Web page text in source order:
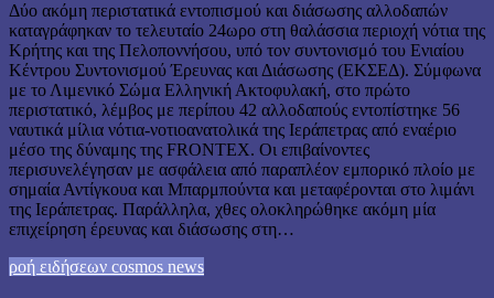
Δύο ακόμη περιστατικά εντοπισμού και διάσωσης αλλοδαπών
καταγράφηκαν το τελευταίο 24ωρο στη θαλάσσια περιοχή νότια της
Κρήτης και της Πελοποννήσου, υπό τον συντονισμό του Ενιαίου
Κέντρου Συντονισμού Έρευνας και Διάσωσης (ΕΚΣΕΔ). Σύμφωνα
με το Λιμενικό Σώμα Ελληνική Ακτοφυλακή, στο πρώτο
περιστατικό, λέμβος με περίπου 42 αλλοδαπούς εντοπίστηκε 56
ναυτικά μίλια νότια-νοτιοανατολικά της Ιεράπετρας από εναέριο
μέσο της δύναμης της FRONTEX. Οι επιβαίνοντες
περισυνελέγησαν με ασφάλεια από παραπλέον εμπορικό πλοίο με
σημαία Αντίγκουα και Μπαρμπούντα και μεταφέρονται στο λιμάνι
της Ιεράπετρας. Παράλληλα, χθες ολοκληρώθηκε ακόμη μία
επιχείρηση έρευνας και διάσωσης στη…
ροή ειδήσεων cosmos news